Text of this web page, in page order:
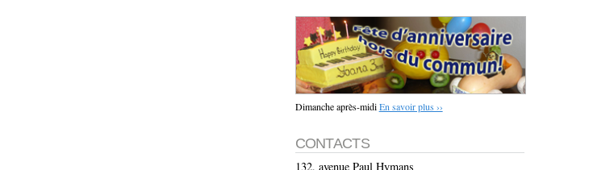
Dimanche après-midiEn savoir plus ››
CONTACTS
132, avenue Paul Hymans